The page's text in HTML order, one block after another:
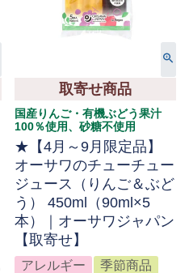
取寄せ商品
国産りんご・有機ぶどう果汁
100％使用、砂糖不使用
★【4月～9月限定品】
オーサワのチューチュー
ジュース（りんご＆ぶど
う） 450ml（90ml×5
本）｜オーサワジャパン
【取寄せ】
アレルギー
季節商品